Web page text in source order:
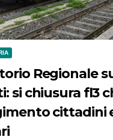
Regionale
si chiusura fl3
cittadini